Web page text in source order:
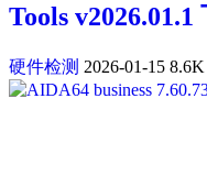
Tools v2026.01.1
硬件检测 2026-01-15 8.6K